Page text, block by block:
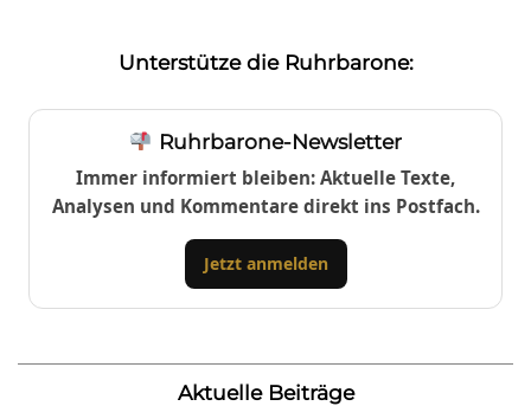
Unterstütze die Ruhrbarone:
Ruhrbarone-Newsletter
Immer informiert bleiben: Aktuelle Texte,
Analysen und Kommentare direkt ins Postfach.
Jetzt anmelden
Aktuelle Beiträge